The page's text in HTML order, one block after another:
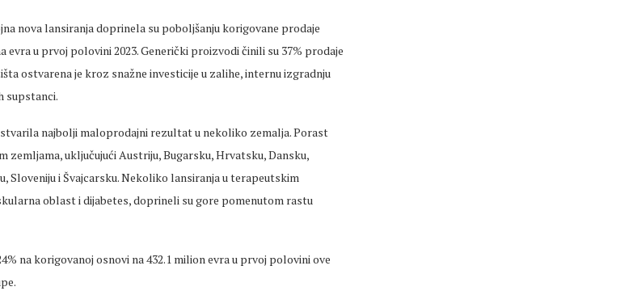
nova lansiranja doprinela su poboljšanju korigovane prodaje
evra u prvoj polovini 2023. Generički proizvodi činili su 37% prodaje
ostvarena je kroz snažne investicije u zalihe, internu izgradnju
supstanci.
najbolji maloprodajni rezultat u nekoliko zemalja. Porast
zemljama, uključujući Austriju, Bugarsku, Hrvatsku, Dansku,
Sloveniju i Švajcarsku. Nekoliko lansiranja u terapeutskim
oblast i dijabetes, doprineli su gore pomenutom rastu
na korigovanoj osnovi na 432.1 milion evra u prvoj polovini ove